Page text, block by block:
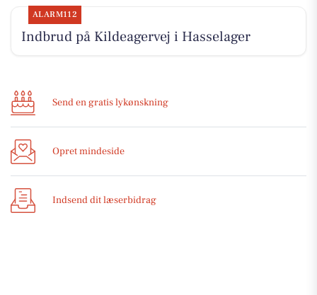
ALARM112
Indbrud på Kildeagervej i Hasselager
Send en gratis lykønskning
Opret mindeside
Indsend dit læserbidrag